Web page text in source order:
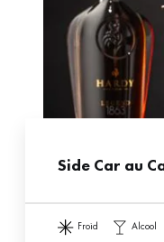
Side Car au
froid alcool